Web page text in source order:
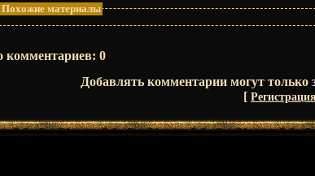
Похожие материалы
комментариев: 0
Добавлять комментарии могут только
[ Регистрация